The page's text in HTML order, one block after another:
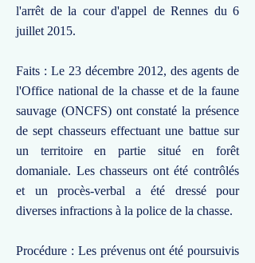
l'arrêt de la cour d'appel de Rennes du 6
juillet 2015.
Faits : Le 23 décembre 2012, des agents de
l'Office national de la chasse et de la faune
sauvage (ONCFS) ont constaté la présence
de sept chasseurs effectuant une battue sur
un territoire en partie situé en forêt
domaniale. Les chasseurs ont été contrôlés
et un procès-verbal a été dressé pour
diverses infractions à la police de la chasse.
Procédure : Les prévenus ont été poursuivis